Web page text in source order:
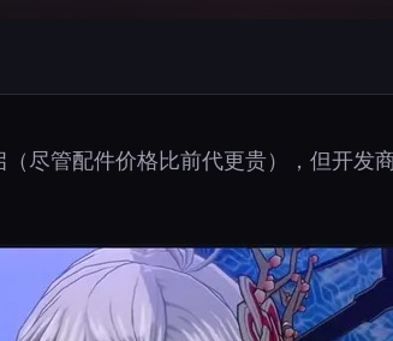
尽管配件价格比前代更贵），但开发